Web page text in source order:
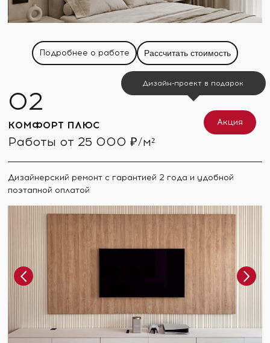
Подробнее о работе Рассчитать стоимость
КОМФОРТ ПЛЮС
Работы от 25 000 ₽/м²
Дизайнерский ремонт с гарантией 2 года и удобной
поэтапной оплатой
Акция
Дизайн-проект в подарок